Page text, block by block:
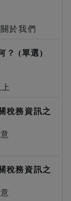
關於我們
？ (單選)
稅務資訊之
稅務資訊之
蒐集您的
證統一編
象及方
之保存期
務機關。
非自動化
使下列權
請求製給